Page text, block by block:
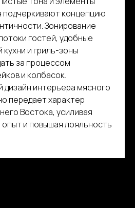
подчеркивают концепцию
Зонирование
гостей, удобные
кухни и гриль-зоны
за процессом
и колбасок.
дизайн интерьера мясного
передает характер
Востока, усиливая
и повышая лояльность